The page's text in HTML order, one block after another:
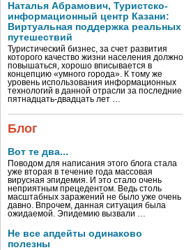
Наталья Абрамович, Туристско-
информационный центр Казани:
Виртуальная поддержка реальных
путешествий
Туристический бизнес, за счет развития
которого качество жизни населения должно
повышаться, хорошо вписывается в
концепцию «умного города». К тому же
уровень использования информационных
технологий в данной отрасли за последние
пятнадцать-двадцать лет …
Блог
Вот те два...
Поводом для написания этого блога стала
уже вторая в течение года массовая
вирусная эпидемия. И это стало очень
неприятным прецедентом. Ведь столь
масштабных заражений не было уже очень
давно. Впрочем, данная ситуация была
ожидаемой. Эпидемию вызвали …
Не все апдейты одинаково
полезны